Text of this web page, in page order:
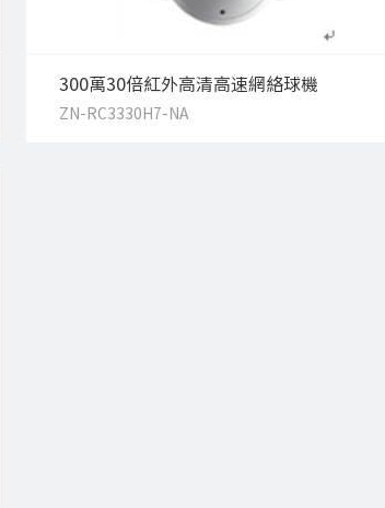
300萬30倍紅外高清高速網絡球機
ZN-RC3330H7-NA